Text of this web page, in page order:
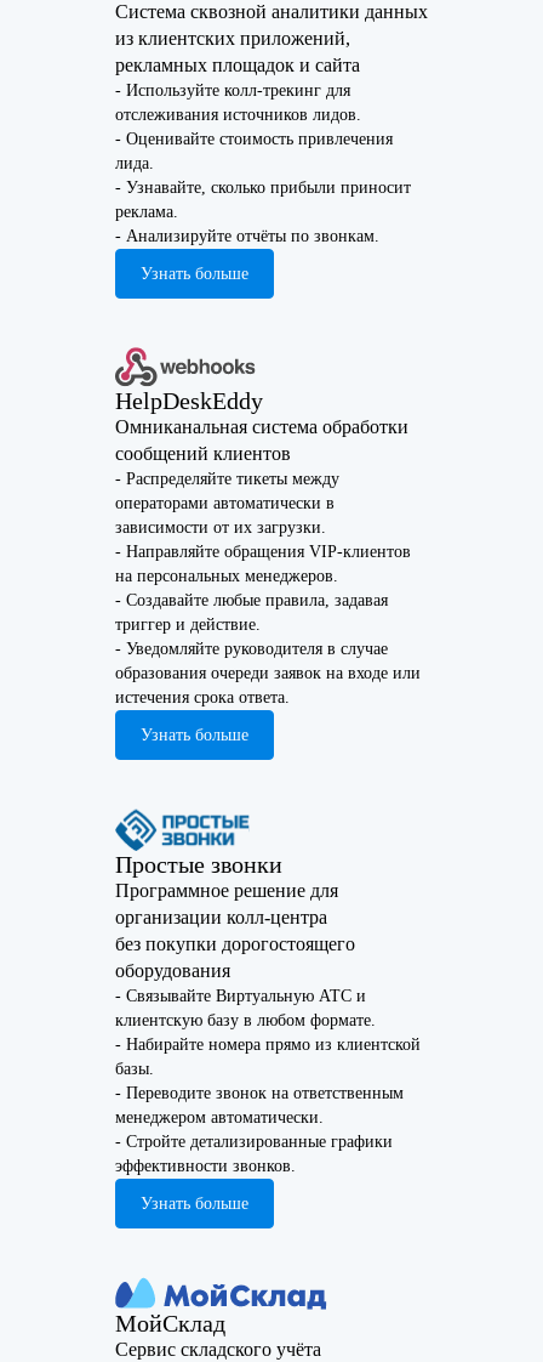
Система сквозной аналитики данных
из клиентских приложений,
рекламных площадок и сайта
- Используйте колл-трекинг для
отслеживания источников лидов.
- Оценивайте стоимость привлечения
лида.
- Узнавайте, сколько прибыли приносит
реклама.
- Анализируйте отчёты по звонкам.
Узнать больше
HelpDeskEddy
Омниканальная система обработки
сообщений клиентов
- Распределяйте тикеты между
операторами автоматически в
зависимости от их загрузки.
- Направляйте обращения VIP-клиентов
на персональных менеджеров.
- Создавайте любые правила, задавая
триггер и действие.
- Уведомляйте руководителя в случае
образования очереди заявок на входе или
истечения срока ответа.
Узнать больше
Простые звонки
Программное решение для
организации колл-центра
без покупки дорогостоящего
оборудования
- Связывайте Виртуальную АТС и
клиентскую базу в любом формате.
- Набирайте номера прямо из клиентской
базы.
- Переводите звонок на ответственным
менеджером автоматически.
- Стройте детализированные графики
эффективности звонков.
Узнать больше
МойСклад
Сервис складского учёта